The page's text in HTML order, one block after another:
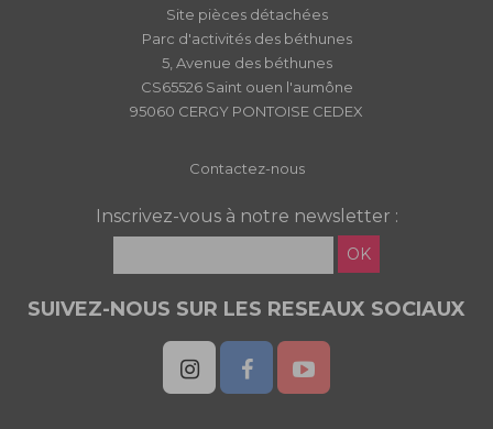
Site pièces détachées
Parc d'activités des béthunes
5, Avenue des béthunes
CS65526 Saint ouen l'aumône
95060 CERGY PONTOISE CEDEX
Contactez-nous
Inscrivez-vous à notre newsletter :
OK
SUIVEZ-NOUS SUR LES RESEAUX SOCIAUX